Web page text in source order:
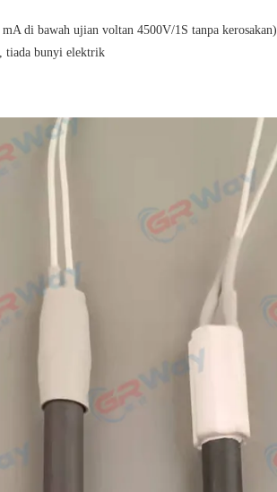
di bawah ujian voltan 4500V/1S tanpa kerosakan)
tiada bunyi elektrik